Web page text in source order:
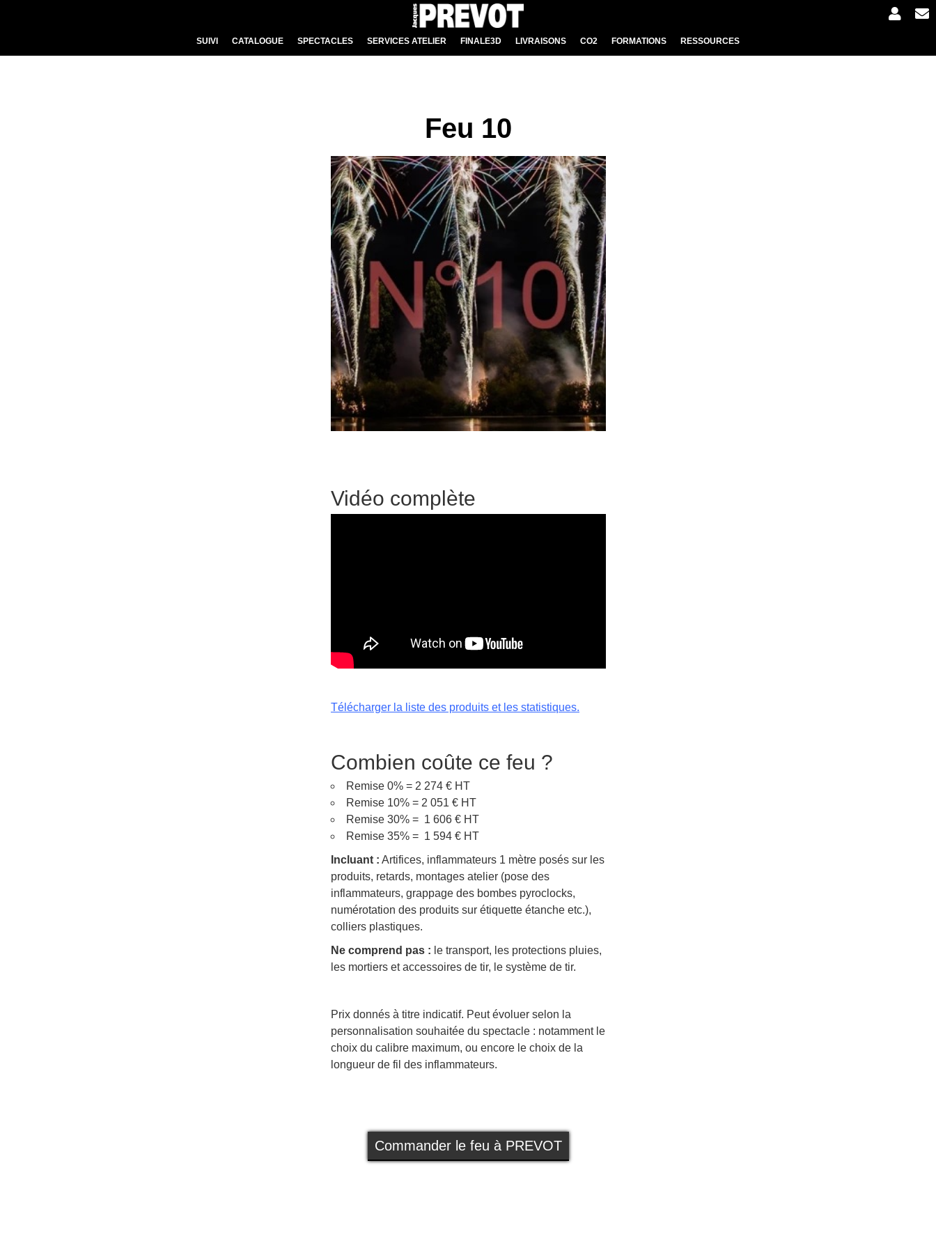
SUIVI CATALOGUE SPECTACLES SERVICES ATELIER FINALE3D LIVRAISONS CO2 FORMATIONS RESSOURCES
Feu 10
Vidéo complète
Télécharger la liste des produits et les statistiques.
Combien coûte ce feu ?
Remise 0% = 2 274 € HT
Remise 10% = 2 051 € HT
Remise 30% = 1 606 € HT
Remise 35% = 1 594 € HT
Incluant : Artifices, inflammateurs 1 mètre posés sur les
produits, retards, montages atelier (pose des
inflammateurs, grappage des bombes pyroclocks,
numérotation des produits sur étiquette étanche etc.),
colliers plastiques.
Ne comprend pas : le transport, les protections pluies,
les mortiers et accessoires de tir, le système de tir.
Prix donnés à titre indicatif. Peut évoluer selon la
personnalisation souhaitée du spectacle : notamment le
choix du calibre maximum, ou encore le choix de la
longueur de fil des inflammateurs.
Commander le feu à PREVOT